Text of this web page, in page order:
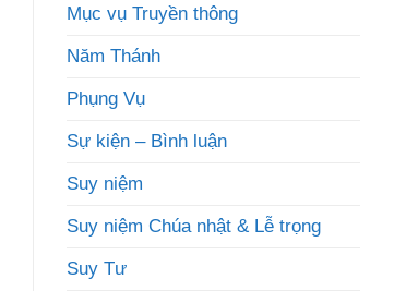
Mục vụ Truyền thông
Năm Thánh
Phụng Vụ
Sự kiện – Bình luận
Suy niệm
Suy niệm Chúa nhật & Lễ trọng
Suy Tư